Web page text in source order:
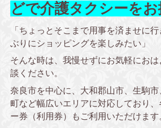
どで介護タクシーを
「ちょっとそこまで用事を済ませに
ぶりにショッピングを楽しみたい」
そんな時は、我慢せずにお気軽におは
談ください。
奈良市を中心に、大和郡山市、生駒
町など幅広いエリアに対応しており
ー券（利用券）もご利用いただけます